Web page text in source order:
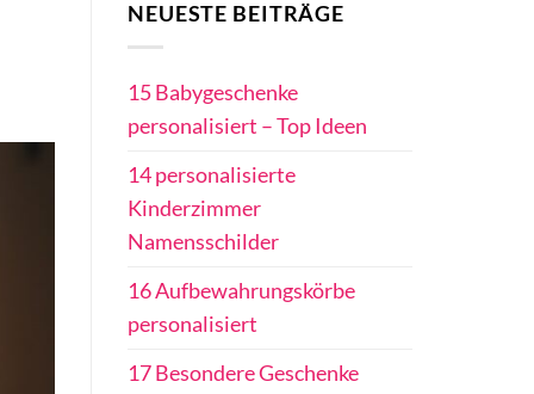
NEUESTE BEITRÄGE
15 Babygeschenke
personalisiert – Top Ideen
14 personalisierte
Kinderzimmer
Namensschilder
16 Aufbewahrungskörbe
personalisiert
17 Besondere Geschenke